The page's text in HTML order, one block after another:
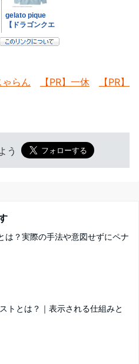
ゃらん 【PR】一休
【PR】
う
は？実際の手法や意図せずにペナ
トとは？｜表示される仕組みと